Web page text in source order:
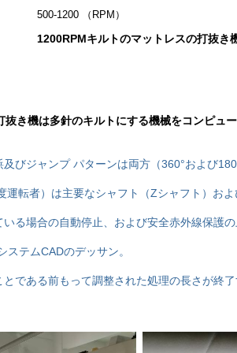
500-1200 （RPM）
1200RPMキルトのマットレスの打抜き
抜き機は多針のキルトにする機械をコンピュ
びジャンプ パターンは両方（360°および
運転者）は主要なシャフト（Zシャフト）お
る場合の自動停止、および安全赤外線保護の
テムCADのデッサン。
である前もって調整された処理の長さが終了